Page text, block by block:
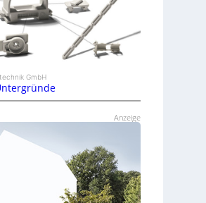
GmbH
Anzeige